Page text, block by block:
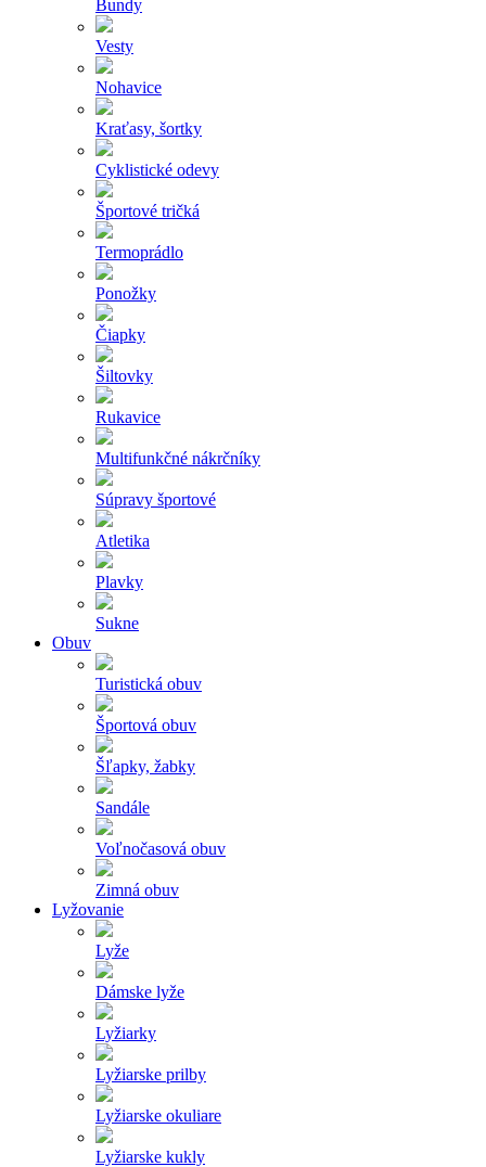
Bundy
Vesty
Nohavice
Kraťasy, šortky
Cyklistické odevy
Športové tričká
Termoprádlo
Ponožky
Čiapky
Šiltovky
Rukavice
Multifunkčné nákrčníky
Súpravy športové
Atletika
Plavky
Sukne
Obuv
Turistická obuv
Športová obuv
Šľapky, žabky
Sandále
Voľnočasová obuv
Zimná obuv
Lyžovanie
Lyže
Dámske lyže
Lyžiarky
Lyžiarske prilby
Lyžiarske okuliare
Lyžiarske kukly